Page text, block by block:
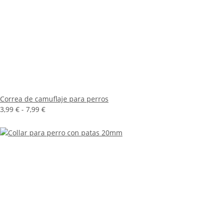
Correa de camuflaje para perros
3,99 € - 7,99 €